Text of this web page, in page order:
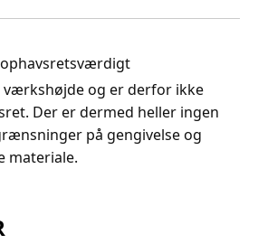
værkshøjde og er derfor ikke
Der er dermed heller ingen
på gengivelse og
materiale.